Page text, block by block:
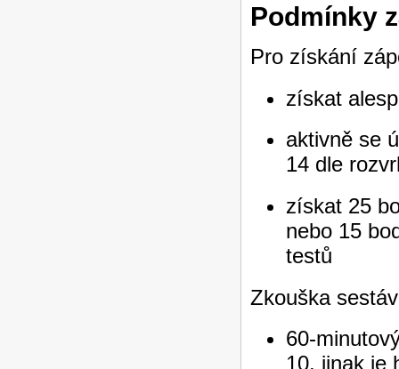
Podmínky
Pro získání
získat
aktivně se
14 dle
získat 25
nebo 15
testů
Zkouška
60-
10, jinak je